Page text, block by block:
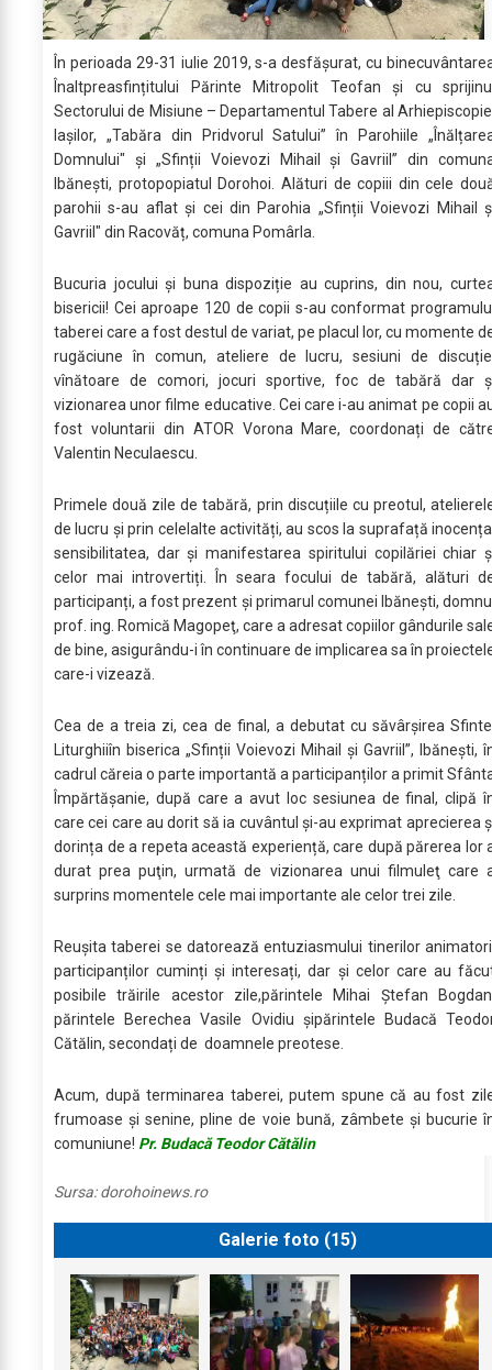
În perioada 29-31 iulie 2019, s-a desfășurat, cu
Înaltpreasfințitului Părinte Mitropolit Teofan și cu
Sectorului de Misiune – Departamentul Tabere al
Iașilor, „Tabăra din Pridvorul Satului” în Parohiile
Domnului" și „Sfinții Voievozi Mihail și Gavriil” din
Ibănești, protopopiatul Dorohoi. Alături de copiii din cele
parohii s-au aflat și cei din Parohia „Sfinții Voievozi Mihail
Gavriil" din Racovăț, comuna Pomârla.
Bucuria jocului și buna dispoziție au cuprins, din nou,
bisericii! Cei aproape 120 de copii s-au conformat
taberei care a fost destul de variat, pe placul lor, cu momente
rugăciune în comun, ateliere de lucru, sesiuni de
vînătoare de comori, jocuri sportive, foc de tabără dar
vizionarea unor filme educative. Cei care i-au animat pe copii
fost voluntarii din ATOR Vorona Mare, coordonați de
Valentin Neculaescu.
Primele două zile de tabără, prin discuțiile cu preotul,
de lucru și prin celelalte activități, au scos la suprafață
sensibilitatea, dar și manifestarea spiritului copilăriei chiar
celor mai introvertiți. În seara focului de tabără, alături
participanți, a fost prezent și primarul comunei Ibănești,
prof. ing. Romică Magopeţ, care a adresat copiilor gândurile
de bine, asigurându-i în continuare de implicarea sa în
care-i vizează.
Cea de a treia zi, cea de final, a debutat cu săvârșirea
Liturghiiîn biserica „Sfinții Voievozi Mihail și Gavriil”, Ibănești,
cadrul căreia o parte importantă a participanților a primit
Împărtășanie, după care a avut loc sesiunea de final, clipă
care cei care au dorit să ia cuvântul și-au exprimat aprecierea
dorința de a repeta această experiență, care după părerea lor
durat prea puţin, urmată de vizionarea unui filmuleţ care
surprins momentele cele mai importante ale celor trei zile.
Reușita taberei se datorează entuziasmului tinerilor
participanților cuminți și interesați, dar și celor care au
posibile trăirile acestor zile,părintele Mihai Ștefan
părintele Berechea Vasile Ovidiu șipărintele Budacă
Cătălin, secondați de doamnele preotese.
Acum, după terminarea taberei, putem spune că au fost
frumoase și senine, pline de voie bună, zâmbete și bucurie
comuniune! Pr. Budacă Teodor Cătălin
Sursa:dorohoinews.ro
Galerie foto (15)